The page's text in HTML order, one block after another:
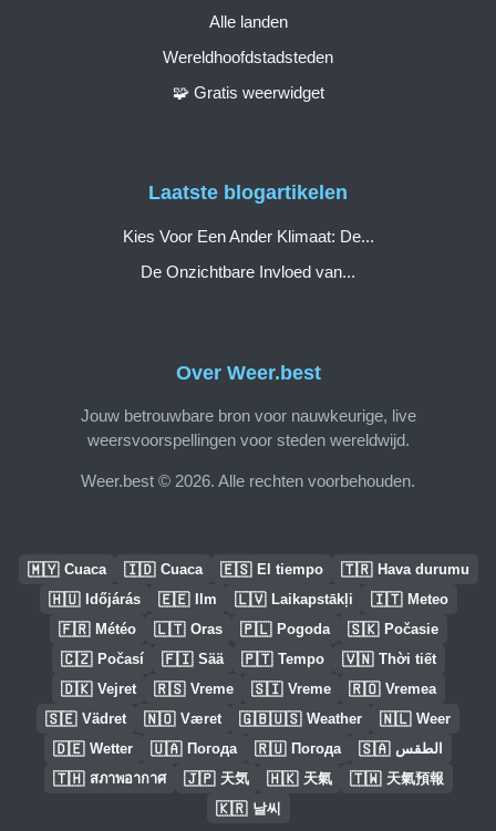
Over Weer.best
Jouw betrouwbare bron voor nauwkeurige, live
weersvoorspellingen voor steden wereldwijd.
Weer.best © 2026. Alle rechten voorbehouden.
Alle landen
Wereldhoofdstadsteden
🧩 Gratis weerwidget
Laatste blogartikelen
Kies Voor Een Ander Klimaat: De...
De Onzichtbare Invloed van...
🇲🇾 Cuaca 🇮🇩 Cuaca 🇪🇸 El tiempo 🇹🇷 Hava durumu
🇭🇺 Időjárás 🇪🇪 Ilm 🇱🇻 Laikapstākļi 🇮🇹 Meteo
🇫🇷 Météo 🇱🇹 Oras 🇵🇱 Pogoda 🇸🇰 Počasie
🇨🇿 Počasí 🇫🇮 Sää 🇵🇹 Tempo 🇻🇳 Thời tiết
🇩🇰 Vejret 🇷🇸 Vreme 🇸🇮 Vreme 🇷🇴 Vremea
🇸🇪 Vädret 🇳🇴 Været 🇬🇧🇺🇸 Weather 🇳🇱 Weer
🇩🇪 Wetter 🇺🇦 Погода 🇷🇺 Погода 🇸🇦 الطقس
🇹🇭 สภาพอากาศ 🇯🇵 天気 🇭🇰 天氣 🇹🇼 天氣預報
🇰🇷 날씨